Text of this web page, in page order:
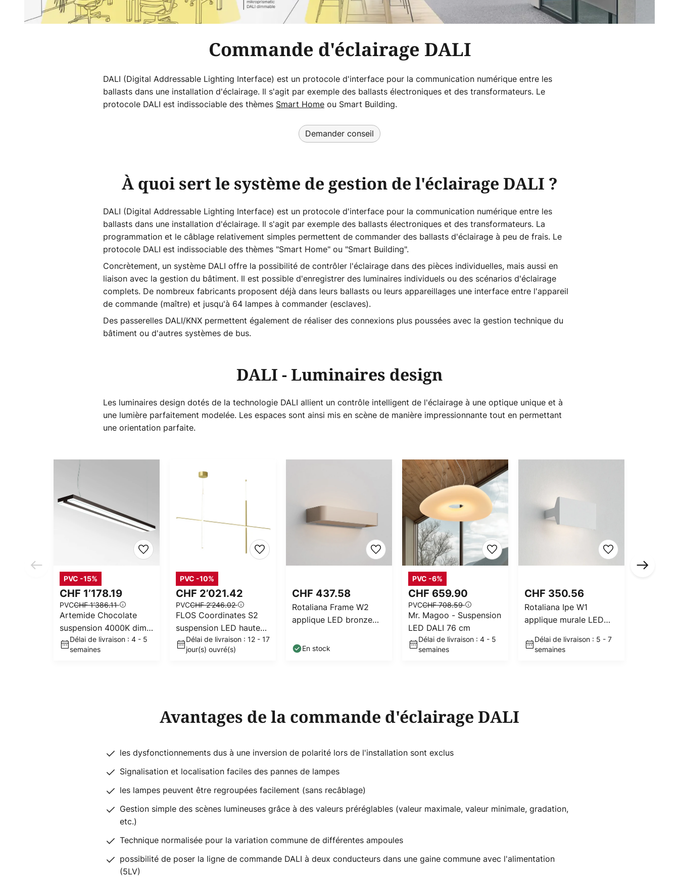
Commande d'éclairage DALI
DALI (Digital Addressable Lighting Interface) est un protocole d'interface pour la communication numérique entre les
ballasts dans une installation d'éclairage. Il s'agit par exemple des ballasts électroniques et des transformateurs. Le
protocole DALI est indissociable des thèmes Smart Home ou Smart Building.
Demander conseil
À quoi sert le système de gestion de l'éclairage DALI ?
DALI (Digital Addressable Lighting Interface) est un protocole d'interface pour la communication numérique entre les
ballasts dans une installation d'éclairage. Il s'agit par exemple des ballasts électroniques et des transformateurs. La
programmation et le câblage relativement simples permettent de commander des ballasts d'éclairage à peu de frais. Le
protocole DALI est indissociable des thèmes "Smart Home" ou "Smart Building".
Concrètement, un système DALI offre la possibilité de contrôler l'éclairage dans des pièces individuelles, mais aussi en
liaison avec la gestion du bâtiment. Il est possible d'enregistrer des luminaires individuels ou des scénarios d'éclairage
complets. De nombreux fabricants proposent déjà dans leurs ballasts ou leurs appareillages une interface entre l'appareil
de commande (maître) et jusqu'à 64 lampes à commander (esclaves).
Des passerelles DALI/KNX permettent également de réaliser des connexions plus poussées avec la gestion technique du
bâtiment ou d'autres systèmes de bus.
DALI - Luminaires design
Les luminaires design dotés de la technologie DALI allient un contrôle intelligent de l'éclairage à une optique unique et à
une lumière parfaitement modelée. Les espaces sont ainsi mis en scène de manière impressionnante tout en permettant
une orientation parfaite.
CHF 1’178.19
PVCCHF 1’386.11
PVC -15%
Artemide Chocolate
suspension 4000K dim
DALI mocca
Délai de livraison : 4 - 5
semaines
CHF 2’021.42
PVCCHF 2’246.02
PVC -10%
FLOS Coordinates S2
suspension LED hauteur
92,2 cm
Délai de livraison : 12 - 17
jour(s) ouvré(s)
CHF 437.58
Rotaliana Frame W2
applique LED bronze
En stock
CHF 659.90
PVCCHF 708.59
PVC -6%
Mr. Magoo - Suspension
LED DALI 76 cm
Délai de livraison : 4 - 5
semaines
CHF 350.56
Rotaliana Ipe W1
applique murale LED
variable
Délai de livraison : 5 - 7
semaines
Avantages de la commande d'éclairage DALI
les dysfonctionnements dus à une inversion de polarité lors de l'installation sont exclus
Signalisation et localisation faciles des pannes de lampes
les lampes peuvent être regroupées facilement (sans recâblage)
Gestion simple des scènes lumineuses grâce à des valeurs préréglables (valeur maximale, valeur minimale, gradation,
etc.)
Technique normalisée pour la variation commune de différentes ampoules
possibilité de poser la ligne de commande DALI à deux conducteurs dans une gaine commune avec l'alimentation
(5LV)